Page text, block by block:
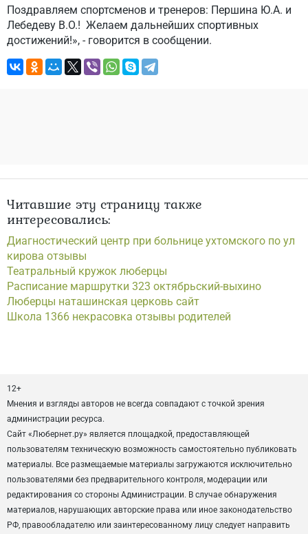
Поздравляем спортсменов и тренеров: Першина Ю.А. и
Лебедеву В.О.! Желаем дальнейших спортивных
достижений!», - говорится в сообщении.
Читавшие эту страницу также
интересовались:
Диагностический центр при больнице ухтомского по ул
кирова отзывы
Театральный кружок люберцы
Расписание маршрутки 323 октябрьский-выхино
Люберцы наташинская церковь сайт
Школа 1366 некрасовка отзывы родителей
12+
Мнения и взгляды авторов не всегда совпадают с точкой зрения
администрации ресурса.
Сайт «Любернет.ру» является площадкой, предоставляющей
пользователям техническую возможность самостоятельно публиковать
материалы. Все размещаемые материалы загружаются исключительно
пользователями без предварительного контроля, модерации или
редактирования со стороны Администрации. В случае обнаружения
материалов, нарушающих авторские права или иное законодательство
РФ, правообладателю или заинтересованному лицу следует направить